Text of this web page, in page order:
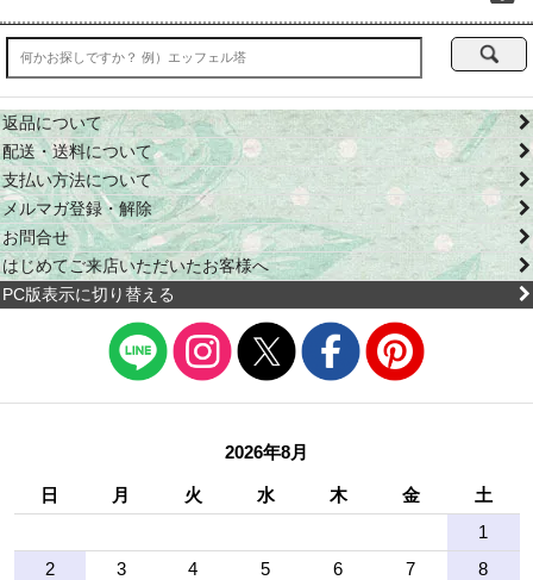
返品について
配送・送料について
支払い方法について
メルマガ登録・解除
お問合せ
はじめてご来店いただいたお客様へ
PC版表示に切り替える
2026年8月
日 月 火 水 木 金
土
1
2
3 4 5 6 7
8